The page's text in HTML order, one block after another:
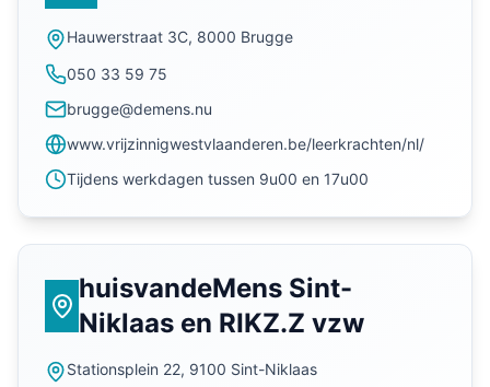
Hauwerstraat 3C, 8000 Brugge
050 33 59 75
brugge@demens.nu
www.vrijzinnigwestvlaanderen.be/leerkrachten/nl/
Tijdens werkdagen tussen 9u00 en 17u00
huisvandeMens Sint-
Niklaas en RIKZ.Z vzw
Stationsplein 22, 9100 Sint-Niklaas